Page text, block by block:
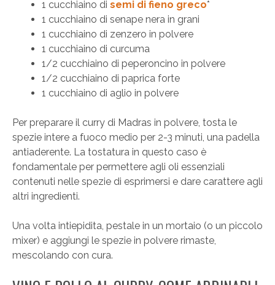
1 cucchiaino di semi di fieno greco*
1 cucchiaino di senape nera in grani
1 cucchiaino di zenzero in polvere
1 cucchiaino di curcuma
1/2 cucchiaino di peperoncino in polvere
1/2 cucchiaino di paprica forte
1 cucchiaino di aglio in polvere
Per preparare il curry di Madras in polvere, tosta le
spezie intere a fuoco medio per 2-3 minuti, una padella
antiaderente. La tostatura in questo caso è
fondamentale per permettere agli oli essenziali
contenuti nelle spezie di esprimersi e dare carattere agli
altri ingredienti.
Una volta intiepidita, pestale in un mortaio (o un piccolo
mixer) e aggiungi le spezie in polvere rimaste,
mescolando con cura.